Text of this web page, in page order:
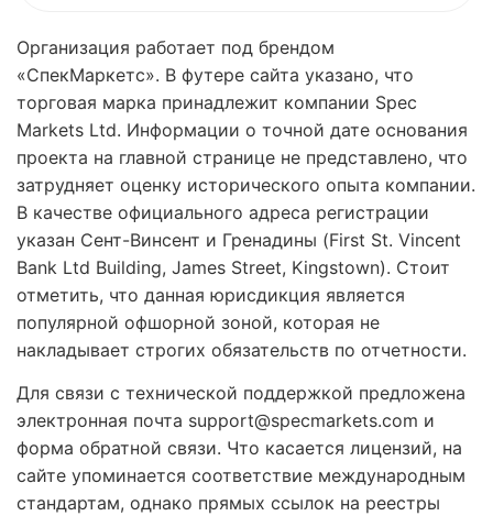
Организация работает под брендом
«СпекМаркетс». В футере сайта указано, что
торговая марка принадлежит компании Spec
Markets Ltd. Информации о точной дате основания
проекта на главной странице не представлено, что
затрудняет оценку исторического опыта компании.
В качестве официального адреса регистрации
указан Сент-Винсент и Гренадины (First St. Vincent
Bank Ltd Building, James Street, Kingstown). Стоит
отметить, что данная юрисдикция является
популярной офшорной зоной, которая не
накладывает строгих обязательств по отчетности.
Для связи с технической поддержкой предложена
электронная почта support@specmarkets.com и
форма обратной связи. Что касается лицензий, на
сайте упоминается соответствие международным
стандартам, однако прямых ссылок на реестры